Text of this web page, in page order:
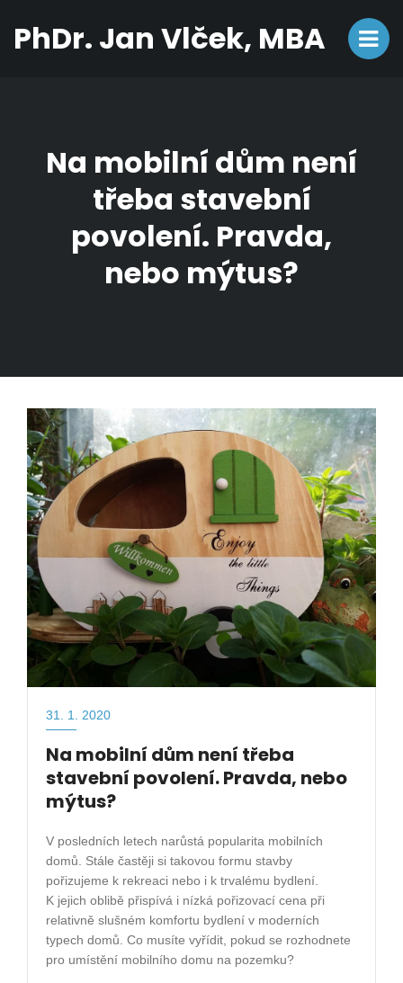
PhDr. Jan Vlček, MBA
Na mobilní dům není
třeba stavební
povolení. Pravda,
nebo mýtus?
31. 1. 2020
Na mobilní dům není třeba
stavební povolení. Pravda, nebo
mýtus?
V posledních letech narůstá popularita mobilních
domů. Stále častěji si takovou formu stavby
pořizujeme k rekreaci nebo i k trvalému bydlení.
K jejich oblibě přispívá i nízká pořizovací cena při
relativně slušném komfortu bydlení v moderních
typech domů. Co musíte vyřídit, pokud se rozhodnete
pro umístění mobilního domu na pozemku?